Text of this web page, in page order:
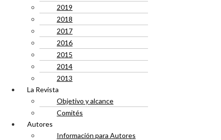
2019
2018
2017
2016
2015
2014
2013
La Revista
Objetivo y alcance
Comités
Autores
Información para Autores